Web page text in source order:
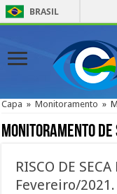
BRASIL
Capa » Monitoramento »
Monitoramento
RISCO DE
Fevereiro/2021.